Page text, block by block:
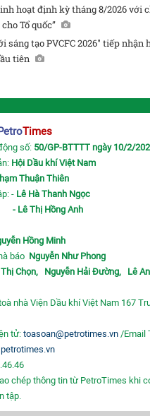
hoạt định kỳ tháng 8/2026 với
Tổ quốc”
sáng tạo PVCFC 2026" tiếp nhận
tiên
PetroTimes
số: 50/GP-BTTTT ngày 10/2/
Hội Dầu khí Việt Nam
Thuận Thiên
- Lê Hà Thanh Ngọc
- Lê Thị Hồng Anh
Hồng Minh
báo Nguyễn Như Phong
Chọn, Nguyễn Hải Đường, Lê
nhà Viện Dầu khí Việt Nam 167
tử: toasoan@petrotimes.vn /Email
chép thông tin từ PetroTimes khi
tập.